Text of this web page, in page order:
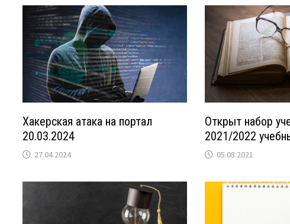
Хакерская атака на портал
20.03.2024
27.04.2024
Открыт набор
2021/2022
05.08.2021